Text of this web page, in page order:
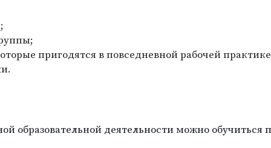
пригодятся в повседневной рабочей
образовательной деятельности можно обучиться